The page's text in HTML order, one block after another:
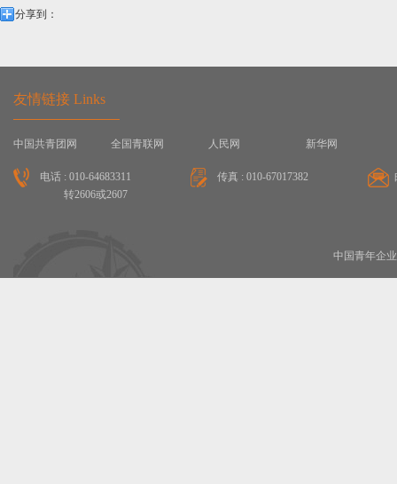
分享到：
友情链接 Links
中国共青团网 全国青联网 人民网 新华网
电话 : 010-64683311
转2606或2607
传真 : 010-67017382
中国青年企